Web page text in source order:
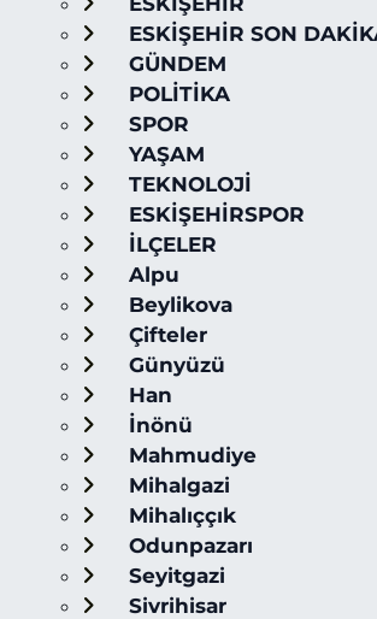
ESKİŞEHİR SON
GÜNDEM
POLİTİKA
SPOR
YAŞAM
TEKNOLOJİ
ESKİŞEHİRSPOR
İLÇELER
Alpu
Beylikova
Çifteler
Günyüzü
Han
İnönü
Mahmudiye
Mihalgazi
Mihalıççık
Odunpazarı
Seyitgazi
Sivrihisar